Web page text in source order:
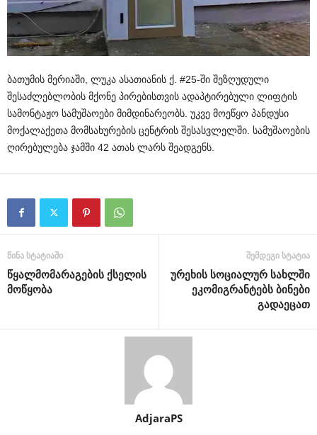
ბათუმის მერიაში, ლუკა ასათიანის ქ. #25-ში შეზღუდული
შესაძლებლობის მქონე პირებისთვის ადაპტირებული ლიფტის
სამონტაჟო სამუშაოები მიმდინარეობს. უკვე მოეწყო პანდუსი
მოქალაქეთა მომსახურების ცენტრის შესასვლელში. სამუშაოების
ღირებულება ჯამში 42 ათას ლარს შეადგენს.
წინა სტატიაში
წყალმომარაგების ქსელის
მოწყობა
შემდეგი სტატია
ურეხის სოციალურ სახლში
ეკომიგრანტებს ბინები
გადაეცათ
AdjaraPS